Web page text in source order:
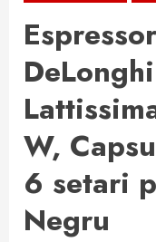
W,
6 setari
Negru